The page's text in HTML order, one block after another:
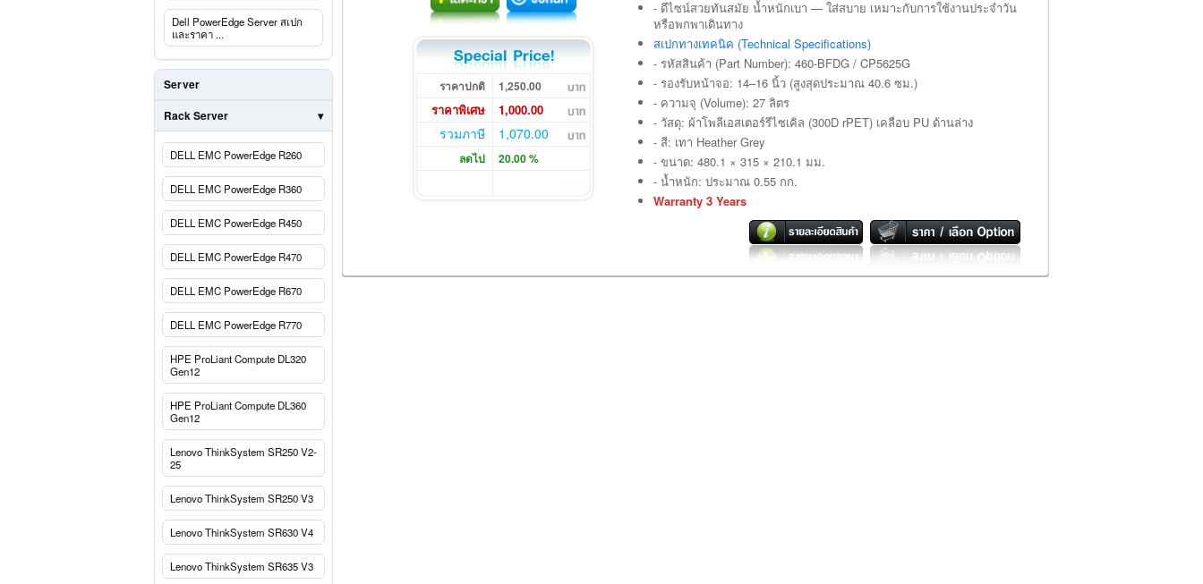
Dell PowerEdge Server สเปก
และราคา ...
Server
Rack Server
DELL EMC PowerEdge R260
DELL EMC PowerEdge R360
DELL EMC PowerEdge R450
DELL EMC PowerEdge R470
DELL EMC PowerEdge R670
DELL EMC PowerEdge R770
HPE ProLiant Compute DL320
Gen12
HPE ProLiant Compute DL360
Gen12
Lenovo ThinkSystem SR250 V2-
25
Lenovo ThinkSystem SR250 V3
Lenovo ThinkSystem SR630 V4
Lenovo ThinkSystem SR635 V3
ราคาปกติ 1,250.00
ราคาพิเศษ 1,000.00
รวมภาษี 1,070.00
ลดไป 20.00 %
- ดีไซน์สวยทันสมัย น้ำหนักเบา — ใส่สบาย เหมาะกับการใช้งานประจำวัน
หรือพกพาเดินทาง
สเปกทางเทคนิค (Technical Specifications)
- รหัสสินค้า (Part Number): 460-BFDG / CP5625G
- รองรับหน้าจอ: 14–16 นิ้ว (สูงสุดประมาณ 40.6 ซม.)
- ความจุ (Volume): 27 ลิตร
- วัสดุ: ผ้าโพลีเอสเตอร์รีไซเคิล (300D rPET) เคลือบ PU ด้านล่าง
- สี: เทา Heather Grey
- ขนาด: 480.1 × 315 × 210.1 มม.
- น้ำหนัก: ประมาณ 0.55 กก.
Warranty 3 Years